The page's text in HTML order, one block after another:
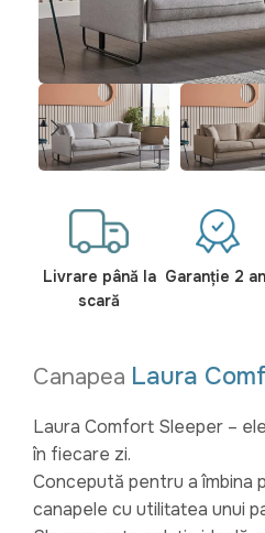
Livrare până la
scară
Garanție 2
Canapea Laura
Laura Comfort Sleeper –
în fiecare zi.
Concepută pentru a
canapele cu utilitatea unui